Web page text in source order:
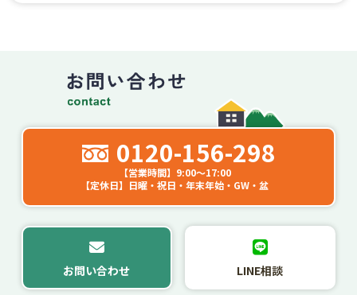
0120-156-298
【営業時間】9:00～17:00
【定休日】日曜・祝日・年末年始・GW・盆
お問い合わせ LINE相談